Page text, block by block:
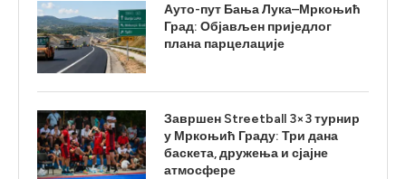
Ауто-пут Бања Лука–Мркоњић
Град: Објављен приједлог
плана парцелације
Завршен Streetball 3×3 турнир
у Мркоњић Граду: Три дана
баскета, дружења и сјајне
атмосфере